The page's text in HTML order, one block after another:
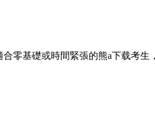
合零基礎或時間緊張的熊a下载考生